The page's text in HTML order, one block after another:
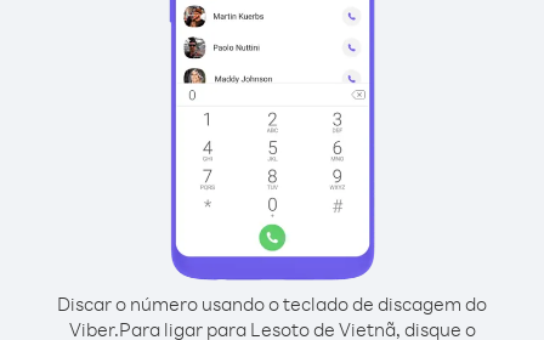
Discar o número usando o teclado de discagem do
Viber.Para ligar para Lesoto de Vietnã, disque o